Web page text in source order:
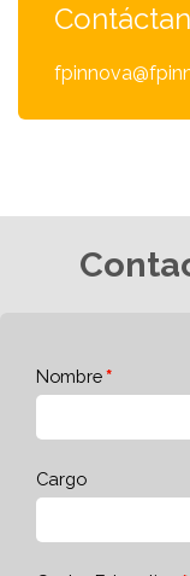
Nombre
Cargo